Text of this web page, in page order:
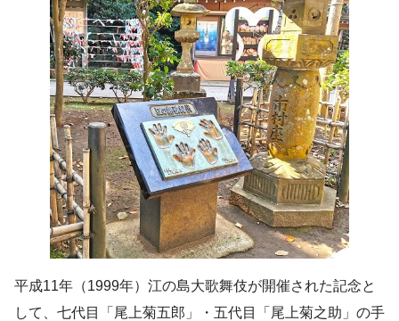
平成11年（1999年）江の島大歌舞伎が開催された記念と
して、七代目「尾上菊五郎」・五代目「尾上菊之助」の手